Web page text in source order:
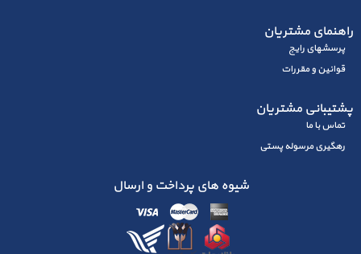
راهنمای مشتریان
پرسشهای رايج
قوانین و مقررات
پشتیبانی مشتریان
تماس با ما
رهگیری مرسوله پستی
شیوه های پرداخت و ارسال